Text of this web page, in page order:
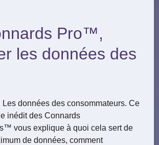
Pro™,
les données des
Les données des consommateurs. Ce
inédit des Connards
vous explique à quoi cela sert de
de données, comment